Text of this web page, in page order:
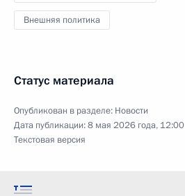
Внешняя политика
Статус материала
Опубликован в разделе: Новости
Дата публикации:8 мая 2026 года, 12:00
Текстовая версия